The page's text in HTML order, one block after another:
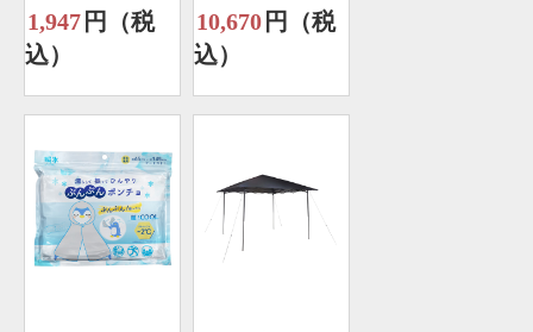
1,947 円（税
込）
10,670 円（税
込）